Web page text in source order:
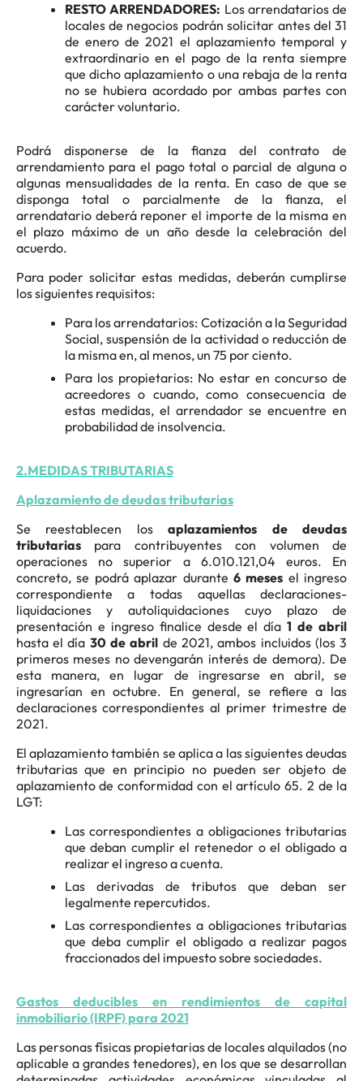
RESTO ARRENDADORES: Los arrendatarios de
locales de negocios podrán solicitar antes del 31
de enero de 2021 el aplazamiento temporal y
extraordinario en el pago de la renta siempre
que dicho aplazamiento o una rebaja de la renta
no se hubiera acordado por ambas partes con
carácter voluntario.
Podrá disponerse de la fianza del contrato de
arrendamiento para el pago total o parcial de alguna o
algunas mensualidades de la renta. En caso de que se
disponga total o parcialmente de la fianza, el
arrendatario deberá reponer el importe de la misma en
el plazo máximo de un año desde la celebración del
acuerdo.
Para poder solicitar estas medidas, deberán cumplirse
los siguientes requisitos:
Para los arrendatarios: Cotización a la Seguridad
Social, suspensión de la actividad o reducción de
la misma en, al menos, un 75 por ciento.
Para los propietarios: No estar en concurso de
acreedores o cuando, como consecuencia de
estas medidas, el arrendador se encuentre en
probabilidad de insolvencia.
2.MEDIDAS TRIBUTARIAS
Aplazamiento de deudas tributarias
Se reestablecen losaplazamientos de deudas
tributariaspara contribuyentes con volumen de
operaciones no superior a 6.010.121,04 euros. En
concreto, se podrá aplazar durante 6 meses el ingreso
correspondiente a todas aquellas declaraciones-
liquidaciones y autoliquidaciones cuyo plazo de
presentación e ingreso finalice desde el día1 de abril
hasta el día 30 de abril de 2021, ambos incluidos (los 3
primeros meses no devengarán interés de demora). De
esta manera, en lugar de ingresarse en abril, se
ingresarían en octubre. En general, se refiere a las
declaraciones correspondientes al primer trimestre de
2021.
El aplazamiento también se aplica a las siguientes deudas
tributarias que en principio no pueden ser objeto de
aplazamiento de conformidad con el artículo 65. 2 de la
LGT:
Las correspondientes a obligaciones tributarias
que deban cumplir el retenedor o el obligado a
realizar el ingreso a cuenta.
Las derivadas de tributos que deban ser
legalmente repercutidos.
Las correspondientes a obligaciones tributarias
que deba cumplir el obligado a realizar pagos
fraccionados del impuesto sobre sociedades.
Gastos deducibles en rendimientos de capital
inmobiliario (IRPF) para 2021
Las personas físicas propietarias de locales alquilados (no
aplicable a grandes tenedores), en los que se desarrollan